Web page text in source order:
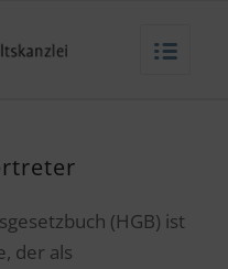
(HGB) ist
der als